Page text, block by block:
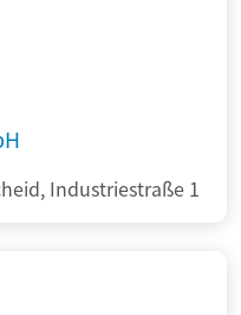
Industriestraße 1